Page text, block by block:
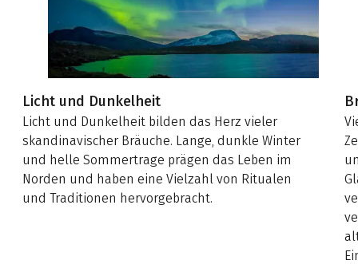
Licht und Dunkelheit
Licht und Dunkelheit bilden das Herz vieler
skandinavischer Bräuche. Lange, dunkle Winter
und helle Sommertrage prägen das Leben im
Norden und haben eine Vielzahl von Ritualen
und Traditionen hervorgebracht.